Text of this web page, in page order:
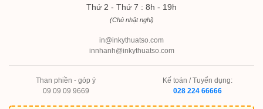
Thứ 2 - Thứ 7 : 8h - 19h
(Chủ nhật nghỉ)
in@inkythuatso.com
innhanh@inkythuatso.com
Than phiền - góp ý
09 09 09 9669
Kế toán / Tuyển dụng:
028 224 66666